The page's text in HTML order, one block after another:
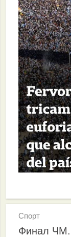
Спорт
Финал ЧМ.